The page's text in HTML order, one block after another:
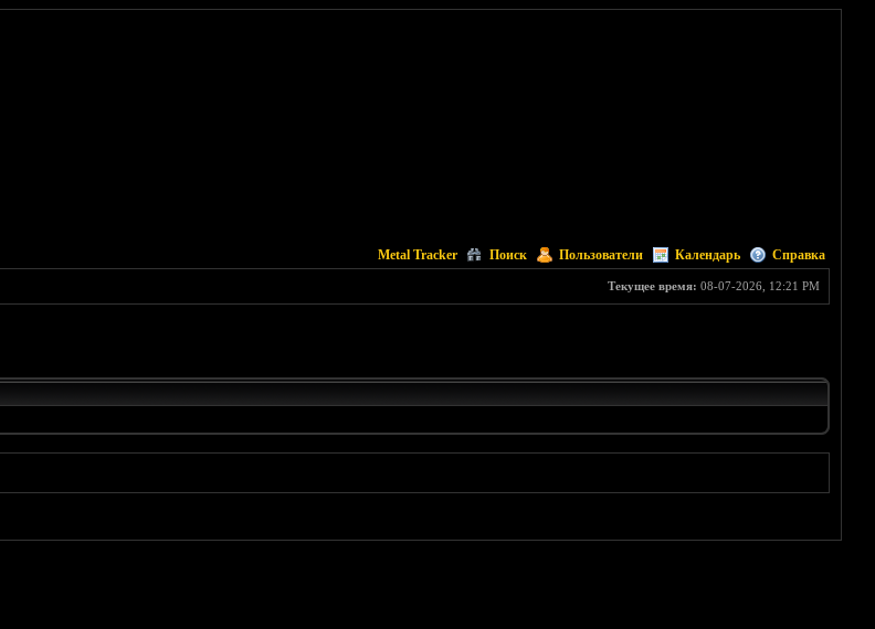
Metal Tracker Поиск Пользователи Календарь Справка
Текущее время: 08-07-2026, 12:21 PM